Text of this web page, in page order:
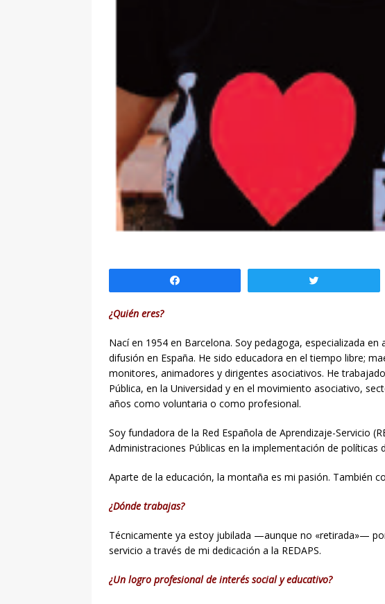
¿Quién eres?
Nací en 1954 en Barcelona. Soy pedagoga, especializada
difusión en España. He sido educadora en el tiempo libre;
monitores, animadores y dirigentes asociativos. He
Pública, en la Universidad y en el movimiento asociativo,
años como voluntaria o como profesional.
Soy fundadora de la Red Española de Aprendizaje-Servicio
Administraciones Públicas en la implementación de políticas
Aparte de la educación, la montaña es mi pasión. También
¿Dónde trabajas?
Técnicamente ya estoy jubilada —aunque no «retirada»—
servicio a través de mi dedicación a la REDAPS.
¿Un logro profesional de interés social y educativo?